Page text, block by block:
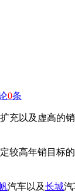
0条
充以及虚高的
高年销目
汽车以及长城汽